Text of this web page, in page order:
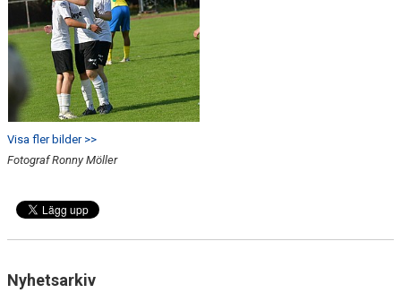
Visa fler bilder >>
Fotograf Ronny Möller
Nyhetsarkiv